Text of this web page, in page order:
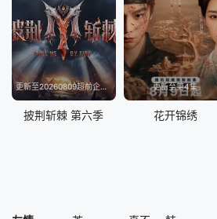
更新至20260809超前企划第2期
披荆斩棘 第六季
更新至第4集
花开锦绣